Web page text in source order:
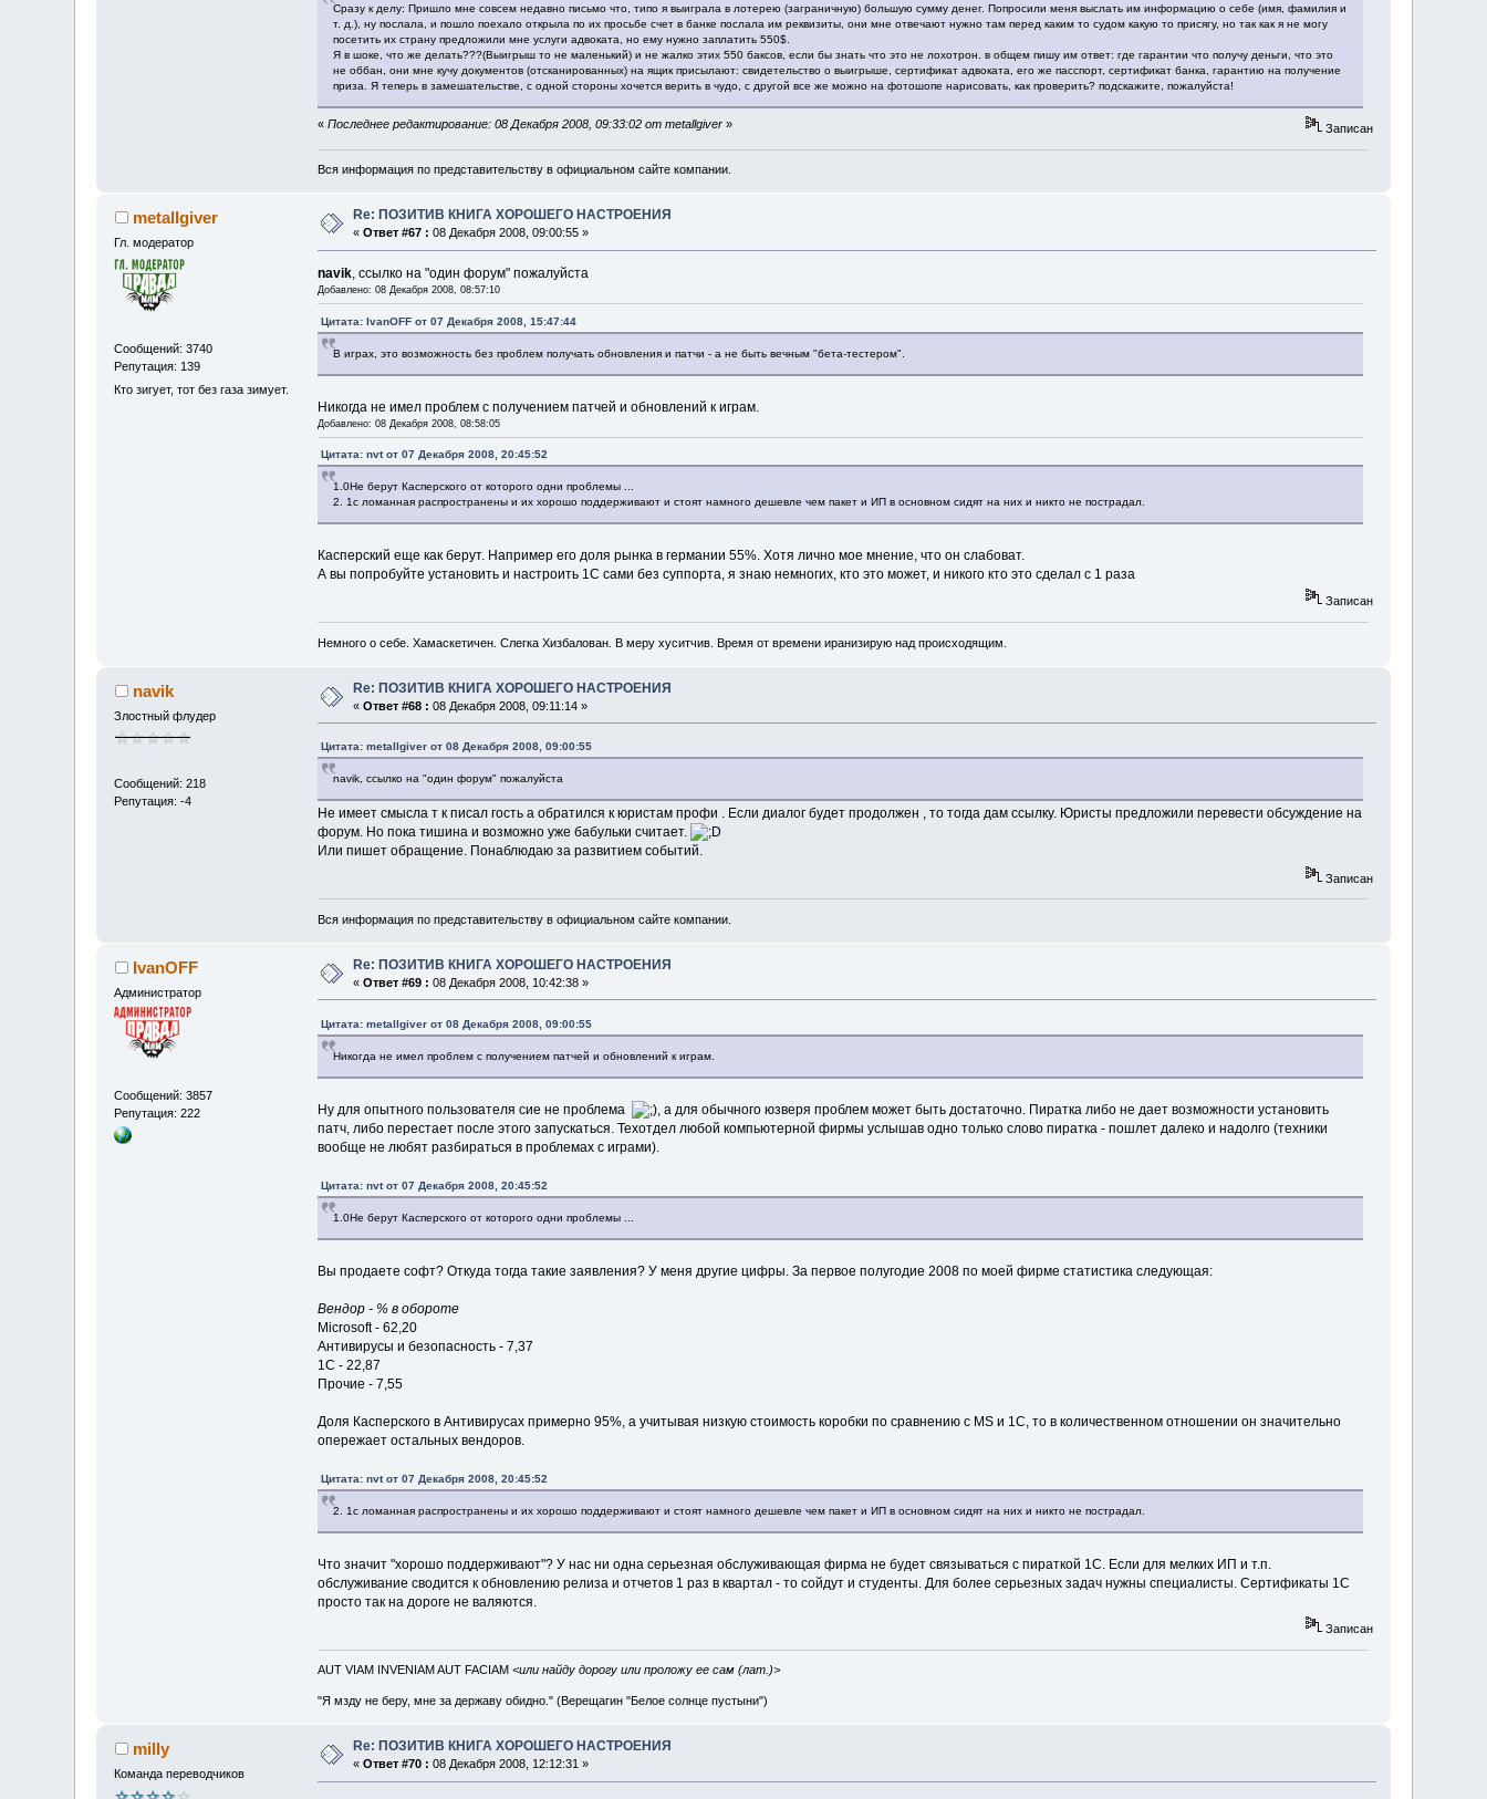
Сразу к делу: Пришло мне совсем недавно письмо что, типо я выиграла в лотерею (заграничную) большую сумму денег. Попросили меня выслать им информацию о себе (имя, фамилия и
т. д.), ну послала, и пошло поехало открыла по их просьбе счет в банке послала им реквизиты, они мне отвечают нужно там перед каким то судом какую то присягу, но так как я не могу
посетить их страну предложили мне услуги адвоката, но ему нужно заплатить 550$.
Я в шоке, что же делать???(Выигрыш то не маленький) и не жалко этих 550 баксов, если бы знать что это не лохотрон. в общем пишу им ответ: где гарантии что получу деньги, что это
не оббан, они мне кучу документов (отсканированных) на ящик присылают: свидетельство о выигрыше, сертификат адвоката, его же пасспорт, сертификат банка, гарантию на получение
приза. Я теперь в замешательстве, с одной стороны хочется верить в чудо, с другой все же можно на фотошопе нарисовать, как проверить? подскажите, пожалуйста!
« Последнее редактирование: 08 Декабря 2008, 09:33:02 от metallgiver» Записан
Вся информация по представительству в официальном сайте компании.
metallgiver
Гл. модератор
Сообщений: 3740
Репутация: 139
Кто зигует, тот без газа зимует.
Re: ПОЗИТИВ КНИГА ХОРОШЕГО НАСТРОЕНИЯ
«Ответ #67 : 08 Декабря 2008, 09:00:55 »
navik, ссылко на "один форум" пожалуйста
Добавлено: 08 Декабря 2008, 08:57:10
Цитата: IvanOFF от 07 Декабря 2008, 15:47:44
В играх, это возможность без проблем получать обновления и патчи - а не быть вечным "бета-тестером".
Никогда не имел проблем с получением патчей и обновлений к играм.
Добавлено: 08 Декабря 2008, 08:58:05
Цитата: nvt от 07 Декабря 2008, 20:45:52
1.0Не берут Касперского от которого одни проблемы ...
2. 1с ломанная распространены и их хорошо поддерживают и стоят намного дешевле чем пакет и ИП в основном сидят на них и никто не пострадал.
Касперский еще как берут. Например его доля рынка в германии 55%. Хотя лично мое мнение, что он слабоват.
А вы попробуйте установить и настроить 1С сами без суппорта, я знаю немногих, кто это может, и никого кто это сделал с 1 раза
Записан
Немного о себе. Хамаскетичен. Слегка Хизбалован. В меру хуситчив. Время от времени иранизирую над происходящим.
navik
Злостный флудер
Сообщений: 218
Репутация: -4
Re: ПОЗИТИВ КНИГА ХОРОШЕГО НАСТРОЕНИЯ
«Ответ #68 : 08 Декабря 2008, 09:11:14 »
Цитата: metallgiver от 08 Декабря 2008, 09:00:55
navik, ссылко на "один форум" пожалуйста
Не имеет смысла т к писал гость а обратился к юристам профи . Если диалог будет продолжен , то тогда дам ссылку. Юристы предложили перевести обсуждение на
форум. Но пока тишина и возможно уже бабульки считает.
Или пишет обращение. Понаблюдаю за развитием событий.
Записан
Вся информация по представительству в официальном сайте компании.
IvanOFF
Администратор
Сообщений: 3857
Репутация: 222
Re: ПОЗИТИВ КНИГА ХОРОШЕГО НАСТРОЕНИЯ
«Ответ #69 : 08 Декабря 2008, 10:42:38 »
Цитата: metallgiver от 08 Декабря 2008, 09:00:55
Никогда не имел проблем с получением патчей и обновлений к играм.
Ну для опытного пользователя сие не проблема
, а для обычного юзверя проблем может быть достаточно. Пиратка либо не дает возможности установить
патч, либо перестает после этого запускаться. Техотдел любой компьютерной фирмы услышав одно только слово пиратка - пошлет далеко и надолго (техники
вообще не любят разбираться в проблемах с играми).
Цитата: nvt от 07 Декабря 2008, 20:45:52
1.0Не берут Касперского от которого одни проблемы ...
Вы продаете софт? Откуда тогда такие заявления? У меня другие цифры. За первое полугодие 2008 по моей фирме статистика следующая:
Вендор - % в обороте
Microsoft - 62,20
Антивирусы и безопасность - 7,37
1С - 22,87
Прочие - 7,55
Доля Касперского в Антивирусах примерно 95%, а учитывая низкую стоимость коробки по сравнению с MS и 1С, то в количественном отношении он значительно
опережает остальных вендоров.
Цитата: nvt от 07 Декабря 2008, 20:45:52
2. 1с ломанная распространены и их хорошо поддерживают и стоят намного дешевле чем пакет и ИП в основном сидят на них и никто не пострадал.
Что значит "хорошо поддерживают"? У нас ни одна серьезная обслуживающая фирма не будет связываться с пираткой 1С. Если для мелких ИП и т.п.
обслуживание сводится к обновлению релиза и отчетов 1 раз в квартал - то сойдут и студенты. Для более серьезных задач нужны специалисты. Сертификаты 1С
просто так на дороге не валяются.
Записан
AUT VIAM INVENIAM AUT FACIAM <или найду дорогу или проложу ее сам (лат.)>
"Я мзду не беру, мне за державу обидно." (Верещагин "Белое солнце пустыни")
milly
Команда переводчиков
Re: ПОЗИТИВ КНИГА ХОРОШЕГО НАСТРОЕНИЯ
«Ответ #70 : 08 Декабря 2008, 12:12:31 »